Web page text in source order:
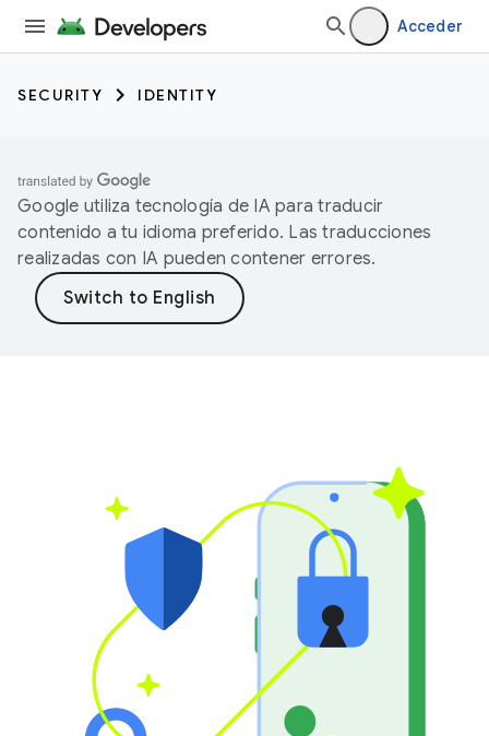
Acceder
SECURITY IDENTITY
Google utiliza tecnología de IA para traducir
contenido a tu idioma preferido. Las traducciones
realizadas con IA pueden contener errores.